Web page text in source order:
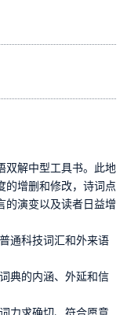
双解中型工具书。此地
的增删和修改，诗词点
的演变以及读者日益增
通科技词汇和外来语
典的内涵、外延和信